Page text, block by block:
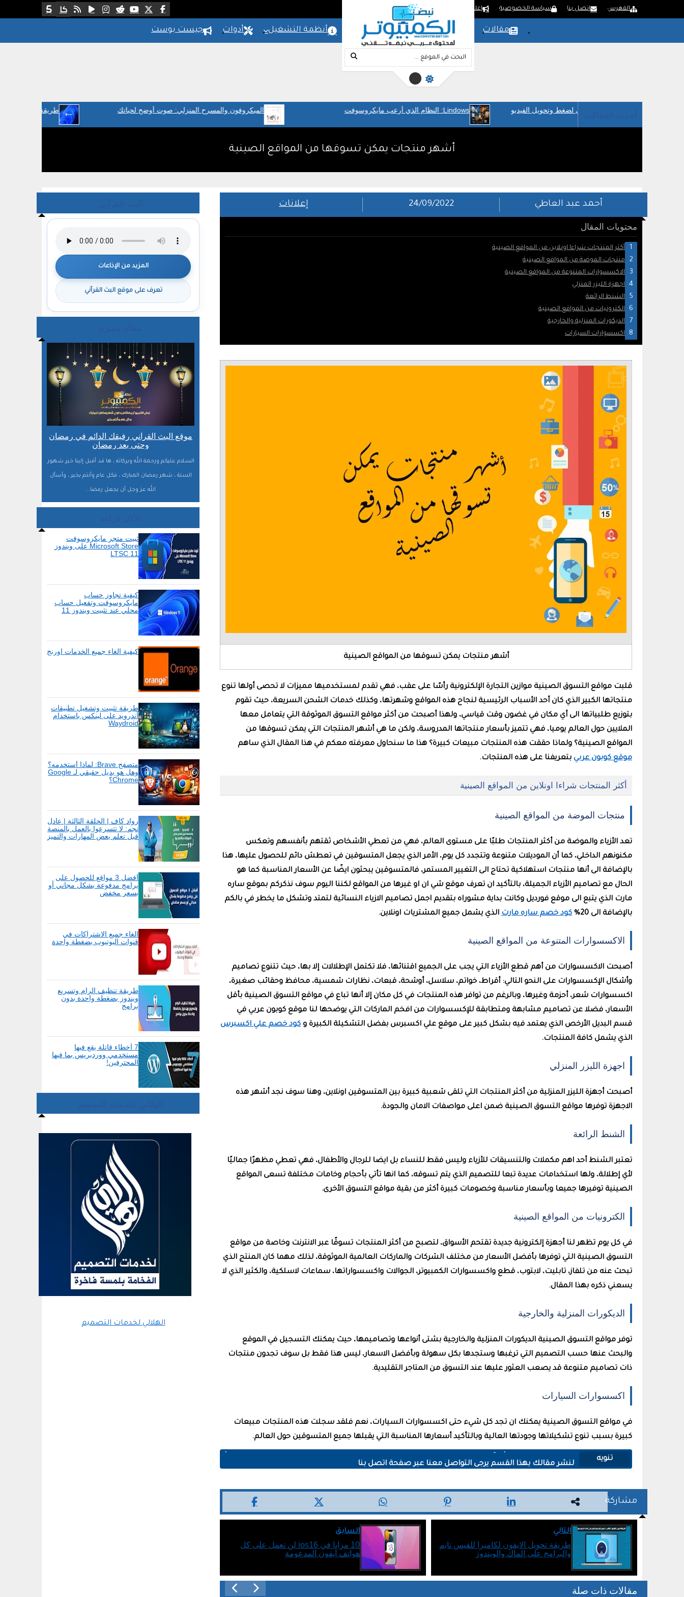
الفهرس إتصل بنا سياسة الخصوصية إعلن لدينا المزيد
مقالات برامج شروحات مواقع أنظمة التشغيل أدوات جيست بوست
Lindows: النظام الذي أرعب مايكروسوفت
الميكروفون والمسرح المنزلي: صوت أوضح لحياتك
طريقة التأكد إذا كان جهازك قابل للترقية
أشهر منتجات يمكن تسوقها من المواقع الصينية
أحمد عبد العاطي 24/09/2022 إعلانات
محتويات المقال
أكثر المنتجات شراءا اونلاين من المواقع الصينية
منتجات الموضة من المواقع الصينية
الاكسسوارات المتنوعة من المواقع الصينية
اجهزة الليزر المنزلي
الشنط الرائعة
الكترونيات من المواقع الصينية
الديكورات المنزلية والخارجية
اكسسوارات السيارات
أشهر منتجات يمكن تسوقها من المواقع الصينية
قلبت مواقع التسوق الصينية موازين التجارة الإلكترونية رأسًا على عقب، فهي تقدم لمستخدميها مميزات لا تحصى أولها تنوع
منتجاتها الكبير الذي كان أحد الأسباب الرئيسية لنجاح هذه المواقع وشهرتها، وكذلك خدمات الشحن السريعة، حيث تقوم
بتوزيع طلبياتها الى أي مكان في غضون وقت قياسي، ولهذا أصبحت من أكثر مواقع التسوق الموثوقة التي يتعامل معها
الملايين حول العالم يوميا، فهي تتميز بأسعار منتجاتها المدروسة، ولكن ما هي أشهر المنتجات التي يمكن تسوقها من
المواقع الصينية؟ ولماذا حققت هذه المنتجات مبيعات كبيرة؟ هذا ما سنحاول معرفته معكم في هذا المقال الذي ساهم
موقع كوبون عربي بتعريفنا على هذه المنتجات.
أكثر المنتجات شراءا اونلاين من المواقع الصينية
منتجات الموضة من المواقع الصينية
تعد الأزياء والموضة من أكثر المنتجات طلبًا على مستوى العالم، فهي من تعطي الأشخاص ثقتهم بأنفسهم وتعكس
مكنونهم الداخلي، كما أن الموديلات متنوعة وتتجدد كل يوم، الأمر الذي يجعل المتسوقين في تعطش دائم للحصول عليها، هذا
بالإضافة الى أنها منتجات استهلاكية تحتاج الى التغيير المستمر، فالمتسوقين يبحثون ايضًا عن الأسعار المناسبة كما هو
الحال مع تصاميم الأزياء الجميلة، بالتأكيد ان تعرف موقع شي ان او غيرها من المواقع لكننا اليوم سوف نذكركم بموقع ساره
مارت الذي يتبع الى موقع فورديل وكانت بداية مشوراه بتقديم اجمل تصاميم الازياء النسائية لتمتد وتشكل ما يخطر في بالكم
بالإضافة الى 20%
كود خصم ساره مارت الذي يشمل جميع المشتريات اونلاين.
الاكسسوارات المتنوعة من المواقع الصينية
أصبحت الاكسسوارات من أهم قطع الأزياء التي يجب على الجميع اقتنائها، فلا تكتمل الإطلالات إلا بها، حيث تتنوع تصاميم
وأشكال الإكسسوارات على النحو التالي: أقراط، خواتم، سلاسل، أوشحة، قبعات، نظارات شمسية، محافظ وحقائب صغيرة،
اكسسوارات شعر، أحزمة وغيرها، وبالرغم من توافر هذه المنتجات في كل مكان إلا أنها تباع في مواقع التسوق الصينية بأقل
الأسعار، فضلا عن تصاميم مشابهة ومتطابقة للإكسسوارات من افخم الماركات التي يوضحها لنا موقع كوبون عربي في
قسم البديل الأرخص الذي يعتمد فيه بشكل كبير على موقع علي اكسبرس بفضل التشكيلة الكبيرة و كود خصم علي اكسبرس
الذي يشمل كافة المنتجات.
اجهزة الليزر المنزلي
أصبحت أجهزة الليزر المنزلية من أكثر المنتجات التي تلقى شعبية كبيرة بين المتسوقين اونلاين، وهنا سوف نجد أشهر هذه
الاجهزة توفرها مواقع التسوق الصينية ضمن اعلى مواصفات الامان والجودة.
الشنط الرائعة
تعتبر الشنط أحد اهم مكملات والتنسيقات للأزياء وليس فقط للنساء بل ايضا للرجال والأطفال، فهي تعطي مظهرًا جماليًا
لأي إطلالة، ولها استخدامات عديدة تبعا للتصميم الذي يتم تسوقه، كما انها تأتي بأحجام وخامات مختلفة تسعى المواقع
الصينية توفيرها جميعا وبأسعار مناسبة وخصومات كبيرة أكثر من بقية مواقع التسوق الأخرى.
الكترونيات من المواقع الصينية
في كل يوم تظهر لنا أجهزة إلكترونية جديدة تقتحم الأسواق، لتصبح من أكثر المنتجات تسوقًا عبر الانترنت وخاصة من مواقع
التسوق الصينية التي توفرها بأفضل الأسعار من مختلف الشركات والماركات العالمية الموثوقة، لذلك مهما كان المنتج الذي
تبحث عنه من تلفاز، تابليت، لابتوب، قطع واكسسوارات الكمبيوتر، الجوالات واكسسواراتها، سماعات لاسلكية، والكثير الذي لا
يسعني ذكره بهذا المقال.
الديكورات المنزلية والخارجية
توفر مواقع التسوق الصينية الديكورات المنزلية والخارجية بشتى أنواعها وتصاميمها، حيث يمكنك التسجيل في الموقع
والبحث عنها حسب التصميم التي ترغبها وستجدها بكل سهولة وبأفضل الاسعار، ليس هذا فقط بل سوف تجدون منتجات
ذات تصاميم متنوعة قد يصعب العثور عليها عند التسوق من المتاجر التقليدية.
اكسسوارات السيارات
في مواقع التسوق الصينية يمكنك ان تجد كل شيء حتى اكسسوارات السيارات، نعم فلقد سجلت هذه المنتجات مبيعات
كبيرة بسبب تنوع تشكيلاتها وجودتها العالية وبالتأكيد أسعارها المناسبة التي يقبلها جميع المتسوقين حول العالم.
تنويه
المقالات بهذا القسم هي اعلانات مدفوعة، منها مقالات مكتوبة بواسطة أصحابها وتعبر عن وجهة نظرهم
لنشر مقالك بهذا القسم يرجى التواصل معنا عبر صفحة اتصل بنا
مشاركة
التالي
طريقة تحويل الايفون لكاميرا للفيس تايم
والبرامج على الماك والويندوز
السابق
10 مزايا في ios16 لن تعمل على كل
هواتف أيفون المدعومة
مقالات ذات صلة
المزيد من الإذاعات
تعرف على موقع البث القرآني
موقع البث القرآني رفيقك الدائم في رمضان
وحتى بعد رمضان
السلام عليكم ورحمة الله وبركاته ، ها قد أقبل إلينا خير شهور
السنة ، شهر رمضان المبارك ، فكل عام وأنتم بخير ، وأسأل
الله عز وجل أن يجعل رمضا...
ثبيت متجر مايكروسوفت
Microsoft Store على ويندوز
11 LTSC
كيفية تجاوز حساب
مايكروسوفت وتفعيل حساب
محلي عند تثبيت ويندوز 11
كيفية الغاء جميع الخدمات اورنج
طريقة تثبيت وتشغيل تطبيقات
أندرويد على لينكس باستخدام
Waydroid
متصفح Brave: لماذا أستخدمه؟
وهل هو بديل حقيقي لـ Google
Chrome؟
رواد كاف | الحلقة الثالثة | عادل
نجم: لا تتسرعوا بالعمل بالمنصة
قبل تعلم بعض المهارات والتميز
أفضل 3 مواقع للحصول على
برامج مدفوعة بشكل مجاني أو
بسعر مخفض
الغاء جميع الاشتراكات في
قنوات اليوتيوب بضغطة واحدة
طريقة تنظيف الرام وتسريع
ويندوز بضغطة واحدة بدون
برامج
7 أخطاء قاتلة يقع فيها
مستخدمي ووردبريس بما فيها
المحترفين!
الهلالي لخدمات التصميم